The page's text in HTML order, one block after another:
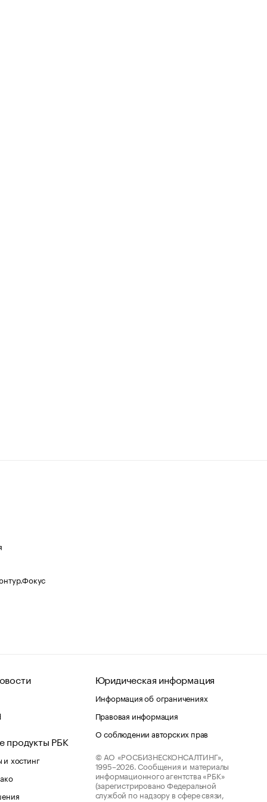
продукты РБК
хостинг
Юридическая информация
Информация об ограничениях
Правовая информация
О соблюдении авторских прав
© АО «РОСБИЗНЕСКОНСАЛТИНГ»,
1995–2026. Сообщения и материалы
информационного агентства «РБК»
(зарегистрировано Федеральной
службой по надзору в сфере связи,